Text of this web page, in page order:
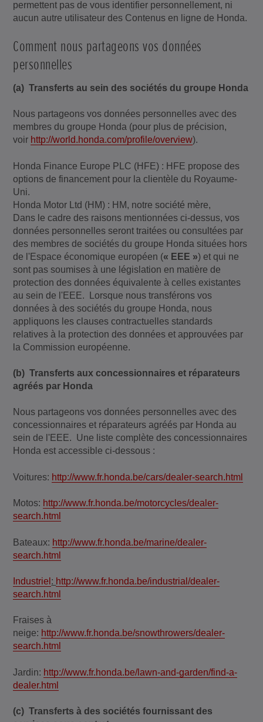
permettent pas de vous identifier personnellement, ni
aucun autre utilisateur des Contenus en ligne de Honda.
Comment nous partageons vos données
personnelles
(a) Transferts au sein des sociétés du groupe Honda
Nous partageons vos données personnelles avec des
membres du groupe Honda (pour plus de précision,
voir http://world.honda.com/profile/overview).
Honda Finance Europe PLC (HFE) : HFE propose des
options de financement pour la clientèle du Royaume-
Uni.
Honda Motor Ltd (HM) : HM, notre société mère,
Dans le cadre des raisons mentionnées ci-dessus, vos
données personnelles seront traitées ou consultées par
des membres de sociétés du groupe Honda situées hors
de l'Espace économique européen (« EEE ») et qui ne
sont pas soumises à une législation en matière de
protection des données équivalente à celles existantes
au sein de l'EEE. Lorsque nous transférons vos
données à des sociétés du groupe Honda, nous
appliquons les clauses contractuelles standards
relatives à la protection des données et approuvées par
la Commission européenne.
(b) Transferts aux concessionnaires et réparateurs
agréés par Honda
Nous partageons vos données personnelles avec des
concessionnaires et réparateurs agréés par Honda au
sein de l'EEE. Une liste complète des concessionnaires
Honda est accessible ci-dessous :
Voitures: http://www.fr.honda.be/cars/dealer-search.html
Motos: http://www.fr.honda.be/motorcycles/dealer-
search.html
Bateaux: http://www.fr.honda.be/marine/dealer-
search.html
Industriel : http://www.fr.honda.be/industrial/dealer-
search.html
Fraises à
neige: http://www.fr.honda.be/snowthrowers/dealer-
search.html
Jardin: http://www.fr.honda.be/lawn-and-garden/find-a-
dealer.html
(c) Transferts à des sociétés fournissant des